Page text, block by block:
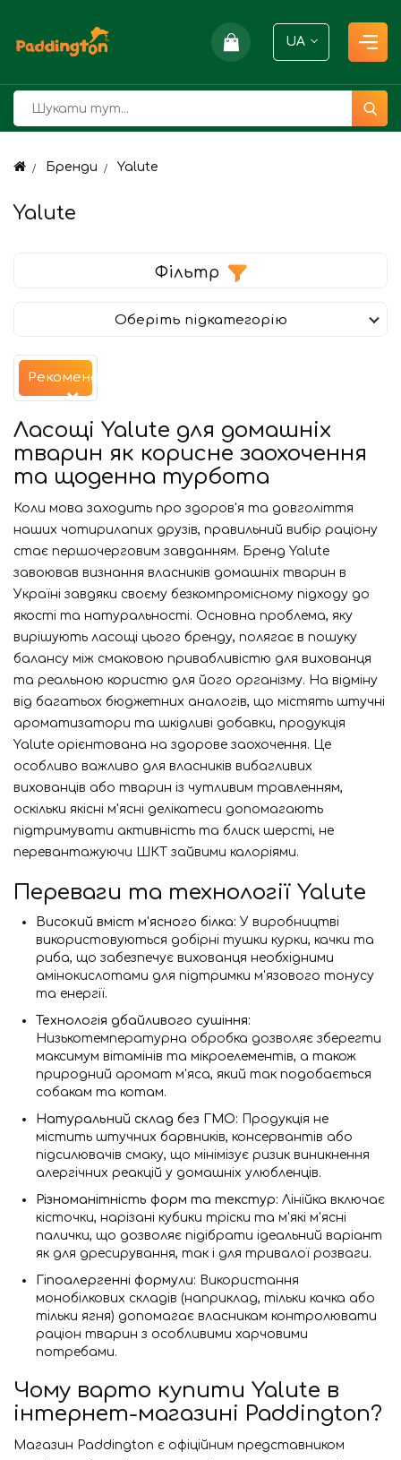
UA
Бренди Yalute
Yalute
Фільтр
Оберіть підкатегорію
Рекомендуємо
Ласощі Yalute для домашніх
тварин як корисне заохочення
та щоденна турбота
Коли мова заходить про здоров'я та довголіття
наших чотирилапих друзів, правильний вибір раціону
стає першочерговим завданням. Бренд Yalute
завоював визнання власників домашніх тварин в
Україні завдяки своєму безкомпромісному підходу до
якості та натуральності. Основна проблема, яку
вирішують ласощі цього бренду, полягає в пошуку
балансу між смаковою привабливістю для вихованця
та реальною користю для його організму. На відміну
від багатьох бюджетних аналогів, що містять штучні
ароматизатори та шкідливі добавки, продукція
Yalute орієнтована на здорове заохочення. Це
особливо важливо для власників вибагливих
вихованців або тварин із чутливим травленням,
оскільки якісні м'ясні делікатеси допомагають
підтримувати активність та блиск шерсті, не
перевантажуючи ШКТ зайвими калоріями.
Переваги та технології Yalute
Високий вміст м'ясного білка: У виробництві
використовуються добірні тушки курки, качки та
риба, що забезпечує вихованця необхідними
амінокислотами для підтримки м'язового тонусу
та енергії.
Технологія дбайливого сушіння:
Низькотемпературна обробка дозволяє зберегти
максимум вітамінів та мікроелементів, а також
природний аромат м'яса, який так подобається
собакам та котам.
Натуральний склад без ГМО: Продукція не
містить штучних барвників, консервантів або
підсилювачів смаку, що мінімізує ризик виникнення
алергічних реакцій у домашніх улюбленців.
Різноманітність форм та текстур: Лінійка включає
кісточки, нарізані кубики тріски та м'які м'ясні
палички, що дозволяє підібрати ідеальний варіант
як для дресирування, так і для тривалої розваги.
Гіпоалергенні формули: Використання
монобілкових складів (наприклад, тільки качка або
тільки ягня) допомагає власникам контролювати
раціон тварин з особливими харчовими
потребами.
Чому варто купити Yalute в
інтернет-магазині Paddington?
Магазин Paddington є офіційним представником